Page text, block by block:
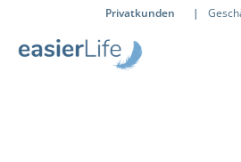
Privatkunden |